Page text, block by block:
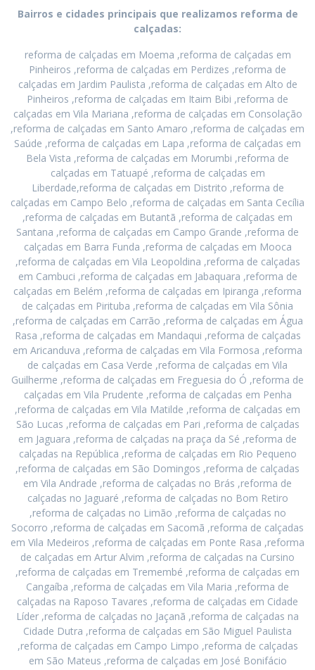
Bairros e cidades principais que realizamos reforma de
calçadas:
reforma de calçadas em Moema ,reforma de calçadas em
Pinheiros ,reforma de calçadas em Perdizes ,reforma de
calçadas em Jardim Paulista ,reforma de calçadas em Alto de
Pinheiros ,reforma de calçadas em Itaim Bibi ,reforma de
calçadas em Vila Mariana ,reforma de calçadas em Consolação
,reforma de calçadas em Santo Amaro ,reforma de calçadas em
Saúde ,reforma de calçadas em Lapa ,reforma de calçadas em
Bela Vista ,reforma de calçadas em Morumbi ,reforma de
calçadas em Tatuapé ,reforma de calçadas em
Liberdade,reforma de calçadas em Distrito ,reforma de
calçadas em Campo Belo ,reforma de calçadas em Santa Cecília
,reforma de calçadas em Butantã ,reforma de calçadas em
Santana ,reforma de calçadas em Campo Grande ,reforma de
calçadas em Barra Funda ,reforma de calçadas em Mooca
,reforma de calçadas em Vila Leopoldina ,reforma de calçadas
em Cambuci ,reforma de calçadas em Jabaquara ,reforma de
calçadas em Belém ,reforma de calçadas em Ipiranga ,reforma
de calçadas em Pirituba ,reforma de calçadas em Vila Sônia
,reforma de calçadas em Carrão ,reforma de calçadas em Água
Rasa ,reforma de calçadas em Mandaqui ,reforma de calçadas
em Aricanduva ,reforma de calçadas em Vila Formosa ,reforma
de calçadas em Casa Verde ,reforma de calçadas em Vila
Guilherme ,reforma de calçadas em Freguesia do Ó ,reforma de
calçadas em Vila Prudente ,reforma de calçadas em Penha
,reforma de calçadas em Vila Matilde ,reforma de calçadas em
São Lucas ,reforma de calçadas em Pari ,reforma de calçadas
em Jaguara ,reforma de calçadas na praça da Sé ,reforma de
calçadas na República ,reforma de calçadas em Rio Pequeno
,reforma de calçadas em São Domingos ,reforma de calçadas
em Vila Andrade ,reforma de calçadas no Brás ,reforma de
calçadas no Jaguaré ,reforma de calçadas no Bom Retiro
,reforma de calçadas no Limão ,reforma de calçadas no
Socorro ,reforma de calçadas em Sacomã ,reforma de calçadas
em Vila Medeiros ,reforma de calçadas em Ponte Rasa ,reforma
de calçadas em Artur Alvim ,reforma de calçadas na Cursino
,reforma de calçadas em Tremembé ,reforma de calçadas em
Cangaíba ,reforma de calçadas em Vila Maria ,reforma de
calçadas na Raposo Tavares ,reforma de calçadas em Cidade
Líder ,reforma de calçadas no Jaçanã ,reforma de calçadas na
Cidade Dutra ,reforma de calçadas em São Miguel Paulista
,reforma de calçadas em Campo Limpo ,reforma de calçadas
em São Mateus ,reforma de calçadas em José Bonifácio